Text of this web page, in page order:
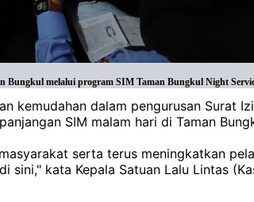
melalui program SIM Taman Bungkul Night
kemudahan dalam pengurusan Surat
SIM malam hari di Taman
serta terus meningkatkan
sini," kata Kepala Satuan Lalu Lintas